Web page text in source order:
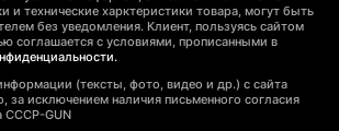
и технические харктеристики товара, могут быть
без уведомления. Клиент, пользуясь сайтом
соглашается с условиями, прописанными в
(тексты, фото, видео и др.) с сайта
за исключением наличия письменного согласия
GUN